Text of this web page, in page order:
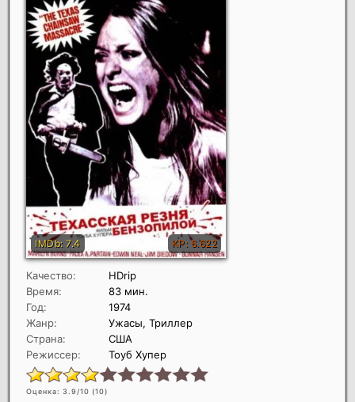
Качество:
HDrip
Время:
83 мин.
Год:
1974
Жанр:
Ужасы, Триллер
Страна:
США
Режиссер:
Тоуб Хупер
Оценка: 3.9/10 (10)